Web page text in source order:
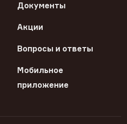
Документы
Акции
Вопросы и ответы
Мобильное
приложение